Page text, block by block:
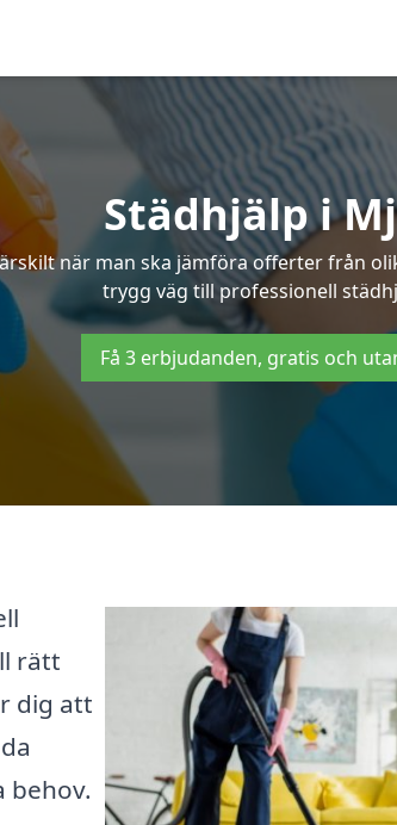
Städhjälp i
när man ska jämföra offerter från
trygg väg till professionell
Få 3 erbjudanden, gratis och
rätt
dig att
behov.